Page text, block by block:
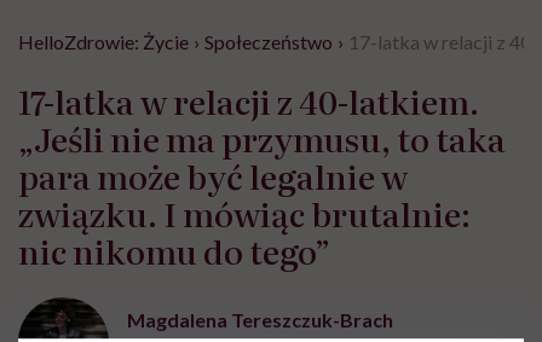
HelloZdrowie: Życie › Społeczeństwo › 17-latka w relacji z 40-
17-latka w relacji z 40-latkiem.
„Jeśli nie ma przymusu, to taka
para może być legalnie w
związku. I mówiąc brutalnie:
nic nikomu do tego”
Magdalena Tereszczuk-Brach